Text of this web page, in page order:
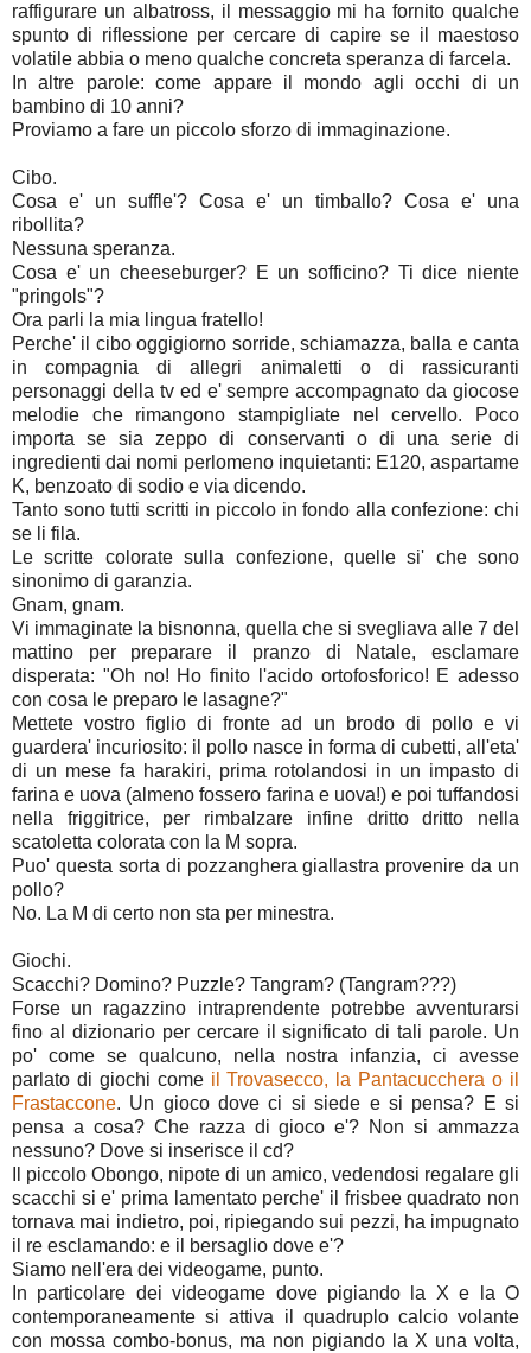
raffigurare un albatross, il messaggio mi ha fornito qualche
spunto di riflessione per cercare di capire se il maestoso
volatile abbia o meno qualche concreta speranza di farcela.
In altre parole: come appare il mondo agli occhi di un
bambino di 10 anni?
Proviamo a fare un piccolo sforzo di immaginazione.
Cibo.
Cosa e' un suffle'? Cosa e' un timballo? Cosa e' una
ribollita?
Nessuna speranza.
Cosa e' un cheeseburger? E un sofficino? Ti dice niente
"pringols"?
Ora parli la mia lingua fratello!
Perche' il cibo oggigiorno sorride, schiamazza, balla e canta
in compagnia di allegri animaletti o di rassicuranti
personaggi della tv ed e' sempre accompagnato da giocose
melodie che rimangono stampigliate nel cervello. Poco
importa se sia zeppo di conservanti o di una serie di
ingredienti dai nomi perlomeno inquietanti: E120, aspartame
K, benzoato di sodio e via dicendo.
Tanto sono tutti scritti in piccolo in fondo alla confezione: chi
se li fila.
Le scritte colorate sulla confezione, quelle si' che sono
sinonimo di garanzia.
Gnam, gnam.
Vi immaginate la bisnonna, quella che si svegliava alle 7 del
mattino per preparare il pranzo di Natale, esclamare
disperata: "Oh no! Ho finito l'acido ortofosforico! E adesso
con cosa le preparo le lasagne?"
Mettete vostro figlio di fronte ad un brodo di pollo e vi
guardera' incuriosito: il pollo nasce in forma di cubetti, all'eta'
di un mese fa harakiri, prima rotolandosi in un impasto di
farina e uova (almeno fossero farina e uova!) e poi tuffandosi
nella friggitrice, per rimbalzare infine dritto dritto nella
scatoletta colorata con la M sopra.
Puo' questa sorta di pozzanghera giallastra provenire da un
pollo?
No. La M di certo non sta per minestra.
Giochi.
Scacchi? Domino? Puzzle? Tangram? (Tangram???)
Forse un ragazzino intraprendente potrebbe avventurarsi
fino al dizionario per cercare il significato di tali parole. Un
po' come se qualcuno, nella nostra infanzia, ci avesse
parlato di giochi come il Trovasecco, la Pantacucchera o il
Frastaccone. Un gioco dove ci si siede e si pensa? E si
pensa a cosa? Che razza di gioco e'? Non si ammazza
nessuno? Dove si inserisce il cd?
Il piccolo Obongo, nipote di un amico, vedendosi regalare gli
scacchi si e' prima lamentato perche' il frisbee quadrato non
tornava mai indietro, poi, ripiegando sui pezzi, ha impugnato
il re esclamando: e il bersaglio dove e'?
Siamo nell'era dei videogame, punto.
In particolare dei videogame dove pigiando la X e la O
contemporaneamente si attiva il quadruplo calcio volante
con mossa combo-bonus, ma non pigiando la X una volta,